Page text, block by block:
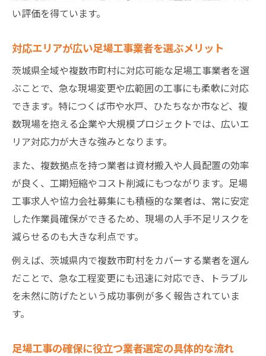
い評価を得ています。
対応エリアが広い足場工事業者を選ぶメリット
茨城県全域や複数市町村に対応可能な足場工事業者を選
ぶことで、急な現場変更や広範囲の工事にも柔軟に対応
できます。特につくば市や水戸、ひたちなか市など、複
数現場を抱える企業や大規模プロジェクトでは、広いエ
リア対応力が大きな強みとなります。
また、複数拠点を持つ業者は資材搬入や人員配置の効率
が良く、工期短縮やコスト削減にもつながります。足場
工事求人や協力会社募集にも積極的な業者は、常に安定
した作業員確保ができるため、現場の人手不足リスクを
減らせるのも大きな利点です。
例えば、茨城県内で複数市町村をカバーする業者を選ん
だことで、急な工程変更にも迅速に対応でき、トラブル
を未然に防げたという成功事例が多く報告されていま
す。
足場工事の確保に役立つ業者選定の具体的な流れ